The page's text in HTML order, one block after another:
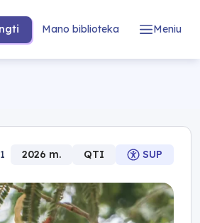
Mano biblioteka Meniu
2026 m. QTI SUP